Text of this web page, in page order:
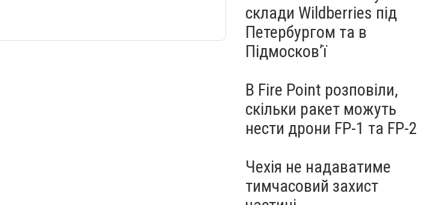
склади Wildberries під
Петербургом та в
Підмосков’ї
В Fire Point розповіли,
скільки ракет можуть
нести дрони FP-1 та FP-2
Чехія не надаватиме
тимчасовий захист